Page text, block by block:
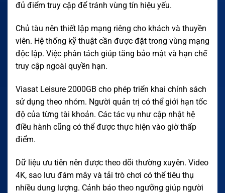
đủ điểm truy cập để tránh vùng tín hiệu yếu.
Chủ tàu nên thiết lập mạng riêng cho khách và thuyền
viên. Hệ thống kỹ thuật cần được đặt trong vùng mạng
độc lập. Việc phân tách giúp tăng bảo mật và hạn chế
truy cập ngoài quyền hạn.
Viasat Leisure 2000GB cho phép triển khai chính sách
sử dụng theo nhóm. Người quản trị có thể giới hạn tốc
độ của từng tài khoản. Các tác vụ như cập nhật hệ
điều hành cũng có thể được thực hiện vào giờ thấp
điểm.
Dữ liệu ưu tiên nên được theo dõi thường xuyên. Video
4K, sao lưu đám mây và tải trò chơi có thể tiêu thụ
nhiều dung lượng. Cảnh báo theo ngưỡng giúp người